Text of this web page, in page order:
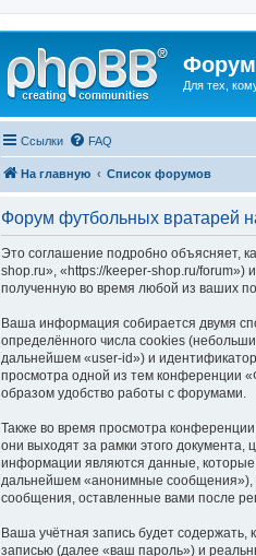
Форум
Для тех,
Ссылки FAQ
На главную Список форумов
Форум футбольных вратарей
Это соглашение подробно объясняет,
shop.ru», «https://keeper-shop.ru/forum»)
полученную во время любой из ваших
Ваша информация собирается двумя
определённого числа cookies
дальнейшем «user-id») и
просмотра одной из тем конференции
образом удобство работы с форумами.
Также во время просмотра
они выходят за рамки этого
информации являются данные,
дальнейшем «анонимные сообщения»),
сообщения, оставленные вами после
Ваша учётная запись будет
записью (далее «ваш пароль») и